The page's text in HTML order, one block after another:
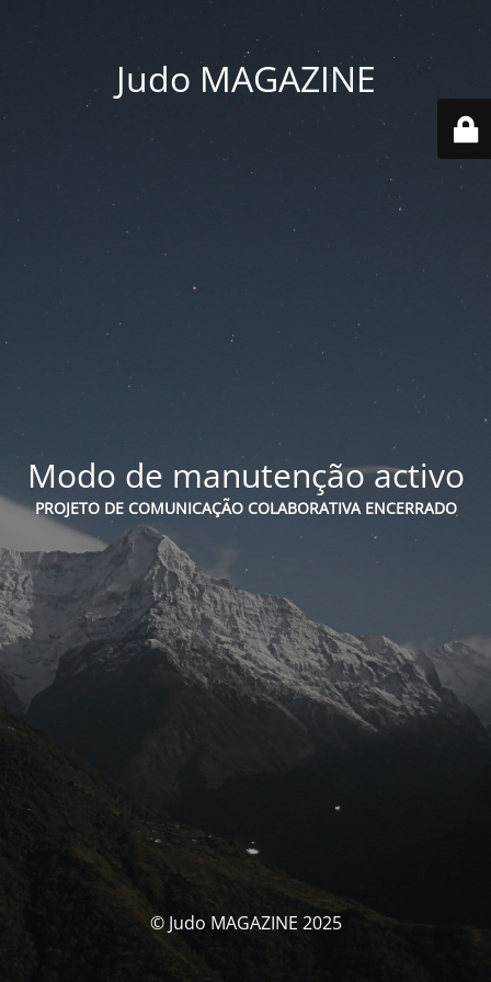
Judo MAGAZINE
Modo de manutenção activo
PROJETO DE COMUNICAÇÃO COLABORATIVA ENCERRADO
© Judo MAGAZINE 2025